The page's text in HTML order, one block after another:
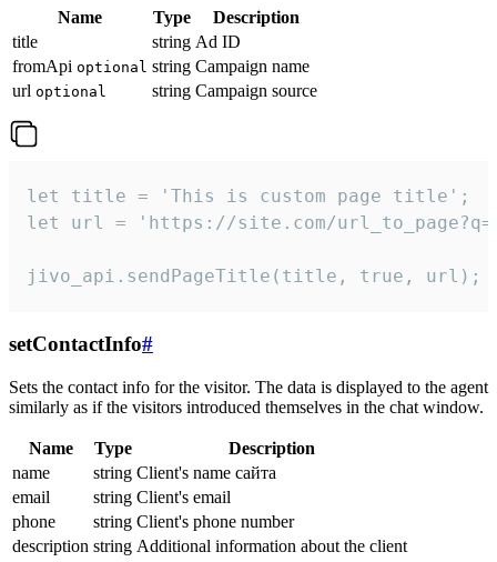
Name Type
Description
title
string Ad ID
fromApi optional string Campaign name
url optional string Campaign source
let title = 'This is custom page title';
let url = 'https://site.com/
jivo_api.sendPageTitle(title, true, url);
setContactInfo#
Sets the contact info for the visitor. The data is displayed to the agent
similarly as if the visitors introduced themselves in the chat window.
Name Type
Description
name
string Client's name сайта
email
string Client's email
phone
string Client's phone number
description string Additional information about the client